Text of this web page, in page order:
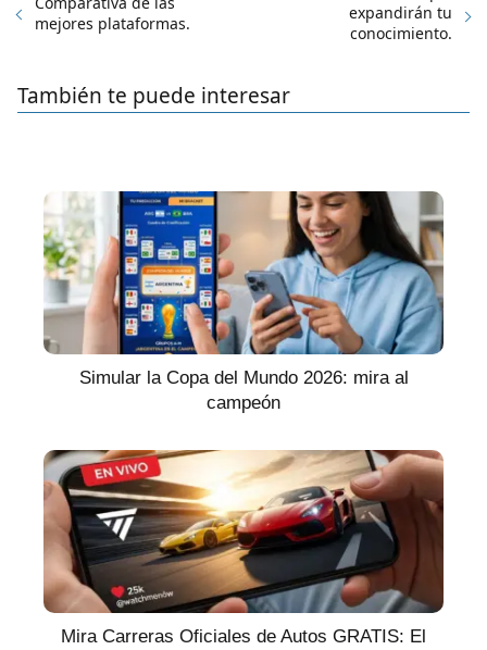
mejores plataformas.
expandirán tu
conocimiento.
También te puede interesar
Simular la Copa del Mundo 2026: mira al
campeón
Mira Carreras Oficiales de Autos GRATIS: El